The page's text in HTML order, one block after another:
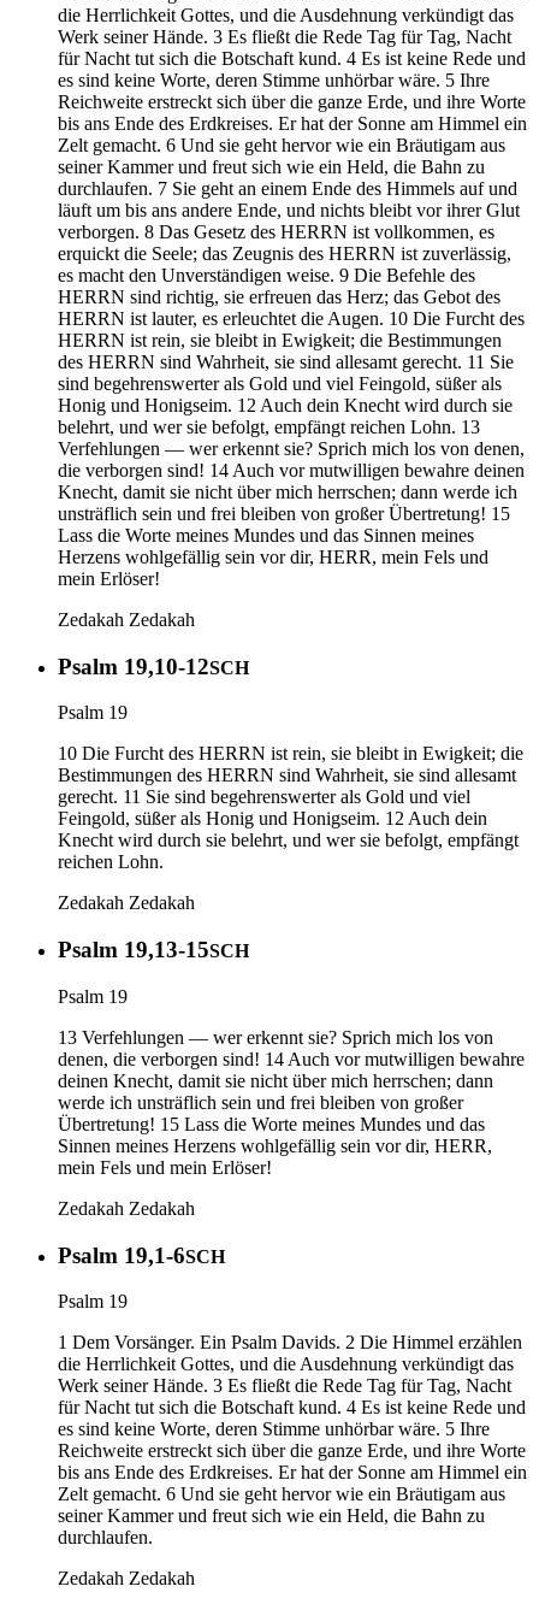
die Herrlichkeit Gottes, und die Ausdehnung verkündigt das
Werk seiner Hände. 3 Es fließt die Rede Tag für Tag, Nacht
für Nacht tut sich die Botschaft kund. 4 Es ist keine Rede und
es sind keine Worte, deren Stimme unhörbar wäre. 5 Ihre
Reichweite erstreckt sich über die ganze Erde, und ihre Worte
bis ans Ende des Erdkreises. Er hat der Sonne am Himmel ein
Zelt gemacht. 6 Und sie geht hervor wie ein Bräutigam aus
seiner Kammer und freut sich wie ein Held, die Bahn zu
durchlaufen. 7 Sie geht an einem Ende des Himmels auf und
läuft um bis ans andere Ende, und nichts bleibt vor ihrer Glut
verborgen. 8 Das Gesetz des HERRN ist vollkommen, es
erquickt die Seele; das Zeugnis des HERRN ist zuverlässig,
es macht den Unverständigen weise. 9 Die Befehle des
HERRN sind richtig, sie erfreuen das Herz; das Gebot des
HERRN ist lauter, es erleuchtet die Augen. 10 Die Furcht des
HERRN ist rein, sie bleibt in Ewigkeit; die Bestimmungen
des HERRN sind Wahrheit, sie sind allesamt gerecht. 11 Sie
sind begehrenswerter als Gold und viel Feingold, süßer als
Honig und Honigseim. 12 Auch dein Knecht wird durch sie
belehrt, und wer sie befolgt, empfängt reichen Lohn. 13
Verfehlungen — wer erkennt sie? Sprich mich los von denen,
die verborgen sind! 14 Auch vor mutwilligen bewahre deinen
Knecht, damit sie nicht über mich herrschen; dann werde ich
unsträflich sein und frei bleiben von großer Übertretung! 15
Lass die Worte meines Mundes und das Sinnen meines
Herzens wohlgefällig sein vor dir, HERR, mein Fels und
mein Erlöser!
Zedakah Zedakah
Psalm 19,10-12SCH
Psalm 19
10 Die Furcht des HERRN ist rein, sie bleibt in Ewigkeit; die
Bestimmungen des HERRN sind Wahrheit, sie sind allesamt
gerecht. 11 Sie sind begehrenswerter als Gold und viel
Feingold, süßer als Honig und Honigseim. 12 Auch dein
Knecht wird durch sie belehrt, und wer sie befolgt, empfängt
reichen Lohn.
Zedakah Zedakah
Psalm 19,13-15SCH
Psalm 19
13 Verfehlungen — wer erkennt sie? Sprich mich los von
denen, die verborgen sind! 14 Auch vor mutwilligen bewahre
deinen Knecht, damit sie nicht über mich herrschen; dann
werde ich unsträflich sein und frei bleiben von großer
Übertretung! 15 Lass die Worte meines Mundes und das
Sinnen meines Herzens wohlgefällig sein vor dir, HERR,
mein Fels und mein Erlöser!
Zedakah Zedakah
Psalm 19,1-6SCH
Psalm 19
1 Dem Vorsänger. Ein Psalm Davids. 2 Die Himmel erzählen
die Herrlichkeit Gottes, und die Ausdehnung verkündigt das
Werk seiner Hände. 3 Es fließt die Rede Tag für Tag, Nacht
für Nacht tut sich die Botschaft kund. 4 Es ist keine Rede und
es sind keine Worte, deren Stimme unhörbar wäre. 5 Ihre
Reichweite erstreckt sich über die ganze Erde, und ihre Worte
bis ans Ende des Erdkreises. Er hat der Sonne am Himmel ein
Zelt gemacht. 6 Und sie geht hervor wie ein Bräutigam aus
seiner Kammer und freut sich wie ein Held, die Bahn zu
durchlaufen.
Zedakah Zedakah